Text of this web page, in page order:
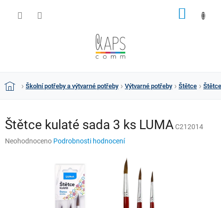
DomůŠkolní potřeby a výtvarné potřeby Výtvarné potřeby Štětce
Štětce kulaté sada 3 ks LUMAC212014
Průměrné
Neohodnoceno Podrobnosti hodnocení